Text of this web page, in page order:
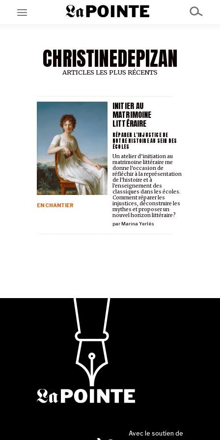
EN CE MOMENT
GRAND ANGLE
AU LARGE
À PROPOS
NOS PARTENAIRES
SOUTENEZ NOUS
CHRISTINEDEPIZAN
ARTICLES LES PLUS RÉCENTS
INITIER AU
MATRIMOINE
LITTÉRAIRE
RÉPARER L’INJUSTICE DE
NOTRE HISTOIRE AU SEIN DES
ÉCOLES
EN CHANTIER
parMarina Yerlès
Un atelier d’initiation au
matrimoine littéraire me
donne l'occasion de
réfléchir à la représentation
de l'histoire et à
l'enseignement des
classiques dans les écoles.
Comment réparer les
injustices, déconstruire les
mythes et proposer un
nouvel horizon littéraire?
Avec le soutien de